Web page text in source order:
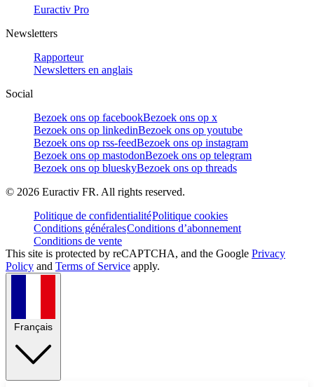
Euractiv Pro
Newsletters
Rapporteur
Newsletters en anglais
Social
Bezoek ons op facebookBezoek ons op x
Bezoek ons op linkedinBezoek ons op youtube
Bezoek ons op rss-feedBezoek ons op instagram
Bezoek ons op mastodonBezoek ons op telegram
Bezoek ons op blueskyBezoek ons op threads
© 2026 Euractiv FR. All rights reserved.
Politique de confidentialitéPolitique cookies
Conditions généralesConditions d’abonnement
Conditions de vente
This site is protected by reCAPTCHA, and the Google Privacy
Policy and Terms of Service apply.
Français